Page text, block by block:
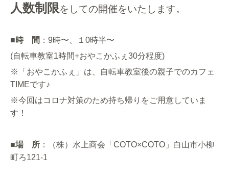
人数制限を しての開催をいたします。
■時 間 ：9時〜、１0時半〜
(自転車教室1時間+おやこかふぇ30分程度)
※「おやこかふぇ」は、自転車教室後の親子でのカフェ
TIMEです♪
※今回はコロナ対策のため持ち帰りをご用意していま
す！
■場 所 ：（株）水上商会「 COTO×COTO 」白山市小柳
町ろ121-1